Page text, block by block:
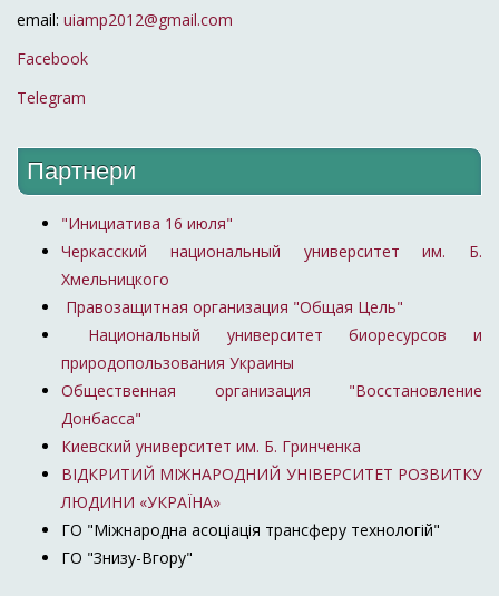
email: uiamp2012@gmail.com
Facebook
Telegram
Партнери
"Инициатива 16 июля"
Черкасский национальный университет им. Б.
Хмельницкого
Правозащитная организация "Общая Цель"
Национальный университет биоресурсов и
природопользования Украины
Общественная организация "Восстановление
Донбасса"
Киевский университет им. Б. Гринченка
ВІДКРИТИЙ МІЖНАРОДНИЙ УНІВЕРСИТЕТ РОЗВИТКУ
ЛЮДИНИ «УКРАЇНА»
ГО "Міжнародна асоціація трансферу технологій"
ГО "Знизу-Вгору"